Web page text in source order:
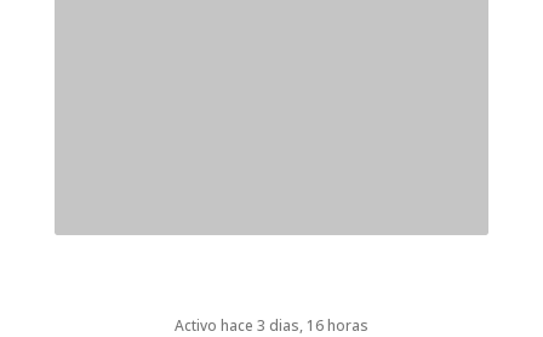
Activo hace 3 dias, 16 horas